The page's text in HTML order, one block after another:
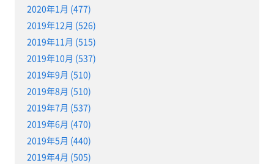
2020年1月 (477)
2019年12月 (526)
2019年11月 (515)
2019年10月 (537)
2019年9月 (510)
2019年8月 (510)
2019年7月 (537)
2019年6月 (470)
2019年5月 (440)
2019年4月 (505)